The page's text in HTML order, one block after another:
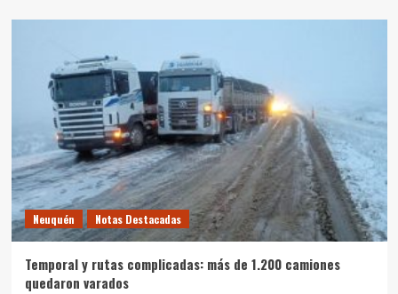
Neuquén Notas Destacadas
Temporal y rutas complicadas: más de 1.200 camiones
quedaron varados